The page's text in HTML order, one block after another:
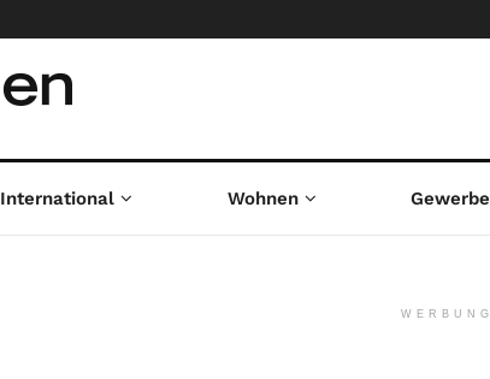
International Wohnen Gewerbe
WERBUNG